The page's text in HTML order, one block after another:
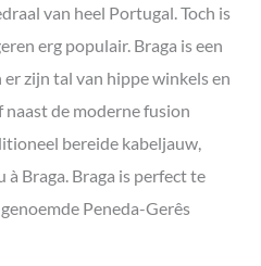
van heel Portugal. Toch is
erg populair. Braga is een
zijn tal van hippe winkels en
de moderne fusion
bereide kabeljauw,
à Braga. Braga is perfect te
Peneda-Gerês